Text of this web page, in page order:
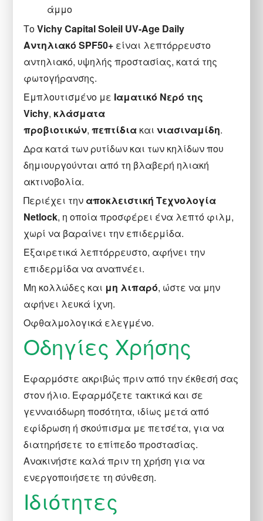
άμμο
ΤοVichy Capital Soleil UV-Age Daily
Αντηλιακό SPF50+ είναι λεπτόρρευστο
αντηλιακό, υψηλής προστασίας, κατά της
φωτογήρανσης.
Εμπλουτισμένο με Ιαματικό Νερό της
Vichy, κλάσματα
προβιοτικών,πεπτίδια καινιασιναμίδη.
Δρα κατά των ρυτίδων και των κηλίδων που
δημιουργούνται από τη βλαβερή ηλιακή
ακτινοβολία.
Περιέχει την αποκλειστική Τεχνολογία
Netlock, η οποία προσφέρει ένα λεπτό φιλμ,
χωρί να βαραίνει την επιδερμίδα.
Εξαιρετικά λεπτόρρευστο, αφήνει την
επιδερμίδα να αναπνέει.
Μη κολλώδες και μη λιπαρό, ώστε να μην
αφήνει λευκά ίχνη.
Οφθαλμολογικά ελεγμένο.
Οδηγίες Χρήσης
Εφαρμόστε ακριβώς πριν από την έκθεσή σας
στον ήλιο. Εφαρμόζετε τακτικά και σε
γενναιόδωρη ποσότητα, ιδίως μετά από
εφίδρωση ή σκούπισμα με πετσέτα, για να
διατηρήσετε το επίπεδο προστασίας.
Ανακινήστε καλά πριν τη χρήση για να
ενεργοποιήσετε τη σύνθεση.
Ιδιότητες